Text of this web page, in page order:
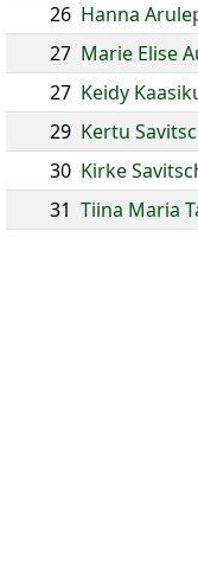
26 Hanna
27 Marie Elise
27 Keidy
29 Kertu
30 Kirke
31 Tiina Maria